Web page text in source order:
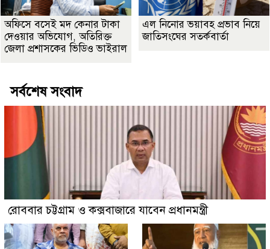
অফিসে বসেই মদ কেনার টাকা
দেওয়ার অভিযোগ, অতিরিক্ত
জেলা প্রশাসকের ভিডিও ভাইরাল
এল নিনোর ভয়াবহ প্রভাব নিয়ে
জাতিসংঘের সতর্কবার্তা
সর্বশেষ সংবাদ
রোববার চট্টগ্রাম ও কক্সবাজারে যাবেন প্রধানমন্ত্রী